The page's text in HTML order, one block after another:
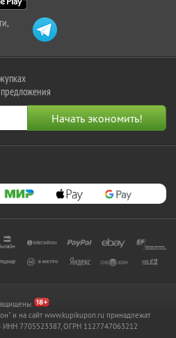
и на сайт www.kupikupon.ru принадлежат
ИНН 7705523387, ОГРН 1127747063212